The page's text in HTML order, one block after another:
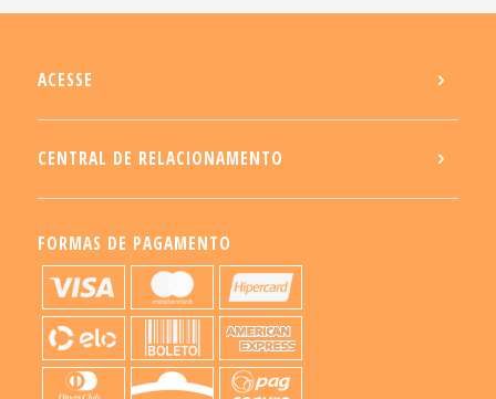
ACESSE
CENTRAL DE RELACIONAMENTO
FORMAS DE PAGAMENTO